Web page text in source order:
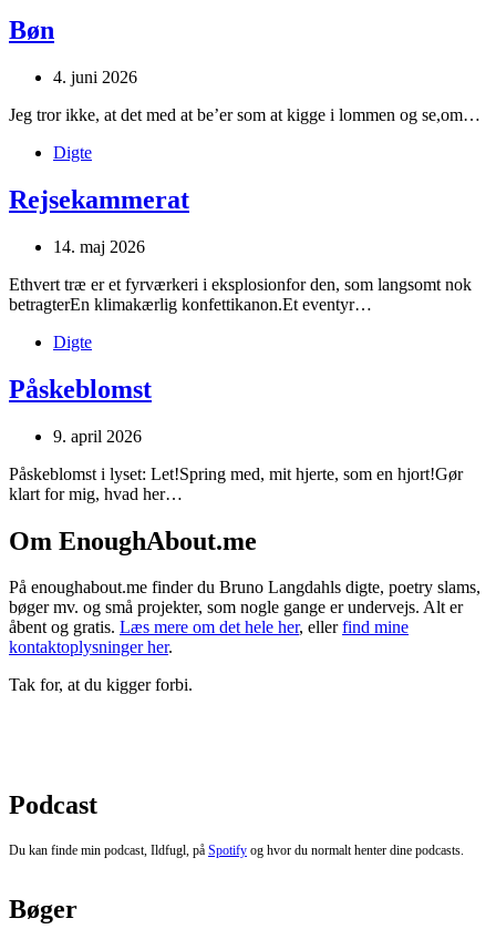
Bøn
4. juni 2026
Jeg tror ikke, at det med at be’er som at kigge i lommen og se,om…
Digte
Rejsekammerat
14. maj 2026
Ethvert træ er et fyrværkeri i eksplosionfor den, som langsomt nok
betragterEn klimakærlig konfettikanon.Et eventyr…
Digte
Påskeblomst
9. april 2026
Påskeblomst i lyset: Let!Spring med, mit hjerte, som en hjort!Gør
klart for mig, hvad her…
Om EnoughAbout.me
På enoughabout.me finder du Bruno Langdahls digte, poetry slams,
bøger mv. og små projekter, som nogle gange er undervejs. Alt er
åbent og gratis. Læs mere om det hele her, ellerfind mine
kontaktoplysninger her.
Tak for, at du kigger forbi.
Podcast
Du kan finde min podcast, Ildfugl, på Spotify og hvor du normalt henter dine podcasts.
Bøger